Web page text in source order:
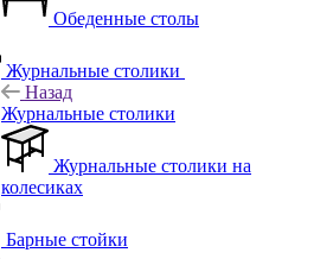
Обеденные столы
Журнальные столики
Назад
Журнальные столики
Журнальные столики на
колесиках
Барные стойки